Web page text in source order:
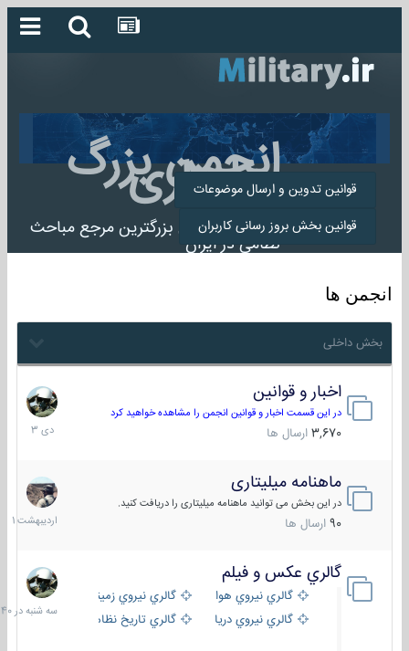
انجمن بزرگ
میلیتاری
انجمن میلیتاری بزرگترین مرجع مباحث
نظامی در ایران
قوانین تدوین و ارسال موضوعات
قوانین بخش بروز رسانی کاربران
انجمن ها
بخش داخلی
اخبار و قوانین
در این قسمت اخبار و قوانین انجمن را مشاهده خواهید کرد
3,670 ارسال ها
22
دی
1403
ماهنامه میلیتاری
در این بخش می توانید ماهنامه میلیتاری را دریافت کنید.
90 ارسال ها
30
1401
گالري عكس و فيلم
گالري نيروي هوايي
گالري نيروي زميني
گالري نيروي دريايي
گالري تاریخ نظامی
سه
شنبه
در